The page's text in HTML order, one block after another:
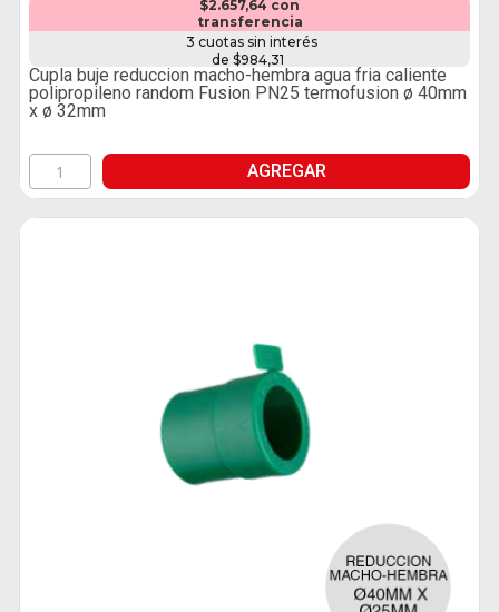
$2.657,64 con
transferencia
3 cuotas sin interés
de $984,31
Cupla buje reduccion macho-hembra agua fria caliente
polipropileno random Fusion PN25 termofusion ø 40mm
x ø 32mm
AGREGAR